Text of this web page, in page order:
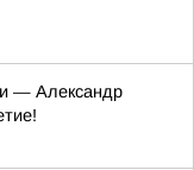
— Александр